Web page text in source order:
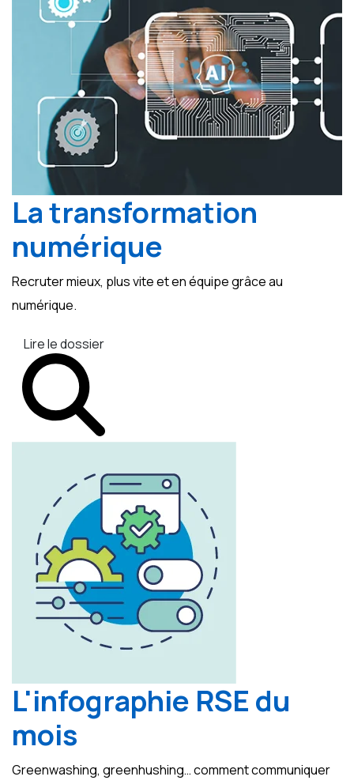
La transformation
numérique
Recruter mieux, plus vite et en équipe grâce au
numérique.
Lire le dossier
L'infographie RSE du
mois
Greenwashing, greenhushing… comment communiquer